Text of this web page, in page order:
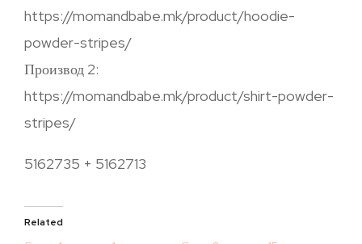
https://momandbabe.mk/product/hoodie-
powder-stripes/
Производ 2:
https://momandbabe.mk/product/shirt-powder-
stripes/
5162735 + 5162713
Related